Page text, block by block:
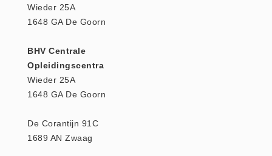
AED batterijen (12)
AED binnen - buiten kasten (11)
Beademings materialen (6)
AED trainers (14)
Wieder 25A
1648 GA De Goorn
BHV Centrale
Opleidingscentra
Wieder 25A
1648 GA De Goorn
De Corantijn 91C
1689 AN Zwaag